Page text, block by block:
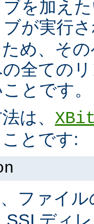
を加え
が実行
め、そ
全ての
とです。
は、
とです:
ファイ